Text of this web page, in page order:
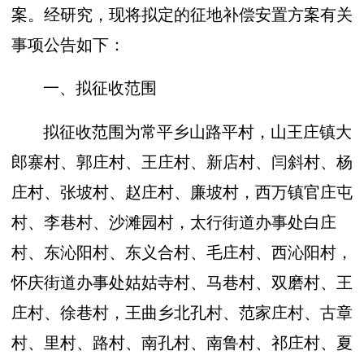
案。经研究，现将拟定的征地补偿安置方案有关
事项公告如下：
一、拟征收范围
拟征收范围为常平乡山路平村，山王庄镇大
郎寨村、郭庄村、王庄村、新店村、闫斜村、杨
庄村、张坡村、赵庄村、廉坡村，西万镇官庄屯
村、李巷村、沙滩园村，太行街道办事处白庄
村、东沁阳村、东义合村、毛庄村、西沁阳村，
怀庆街道办事处姑姑寺村、马巷村、双磨村、王
庄村、徐巷村，王曲乡北孔村、范家庄村、古章
村、里村、路村、南孔村、南鲁村、祁庄村、夏